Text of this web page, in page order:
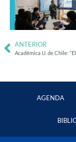
ANTERIOR
AGENDA